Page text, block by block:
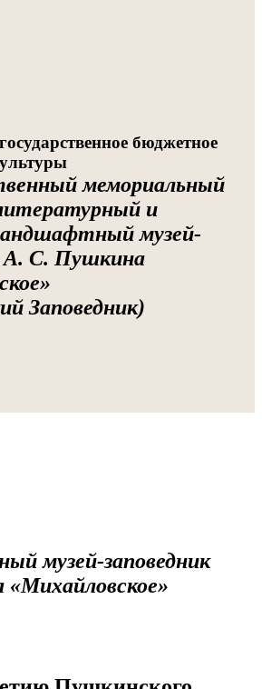
бюджетное
мемориальный
и
музей-
А. С. Пушкина
Заповедник)
музей-заповедник